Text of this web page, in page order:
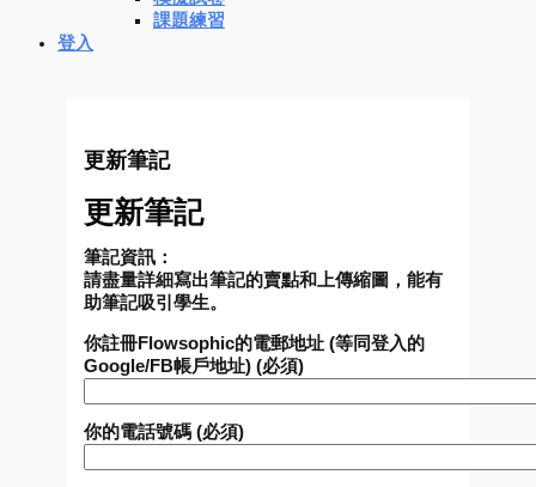
課題練習
登入
更新筆記
更新筆記
筆記資訊：
請盡量詳細寫出筆記的賣點和上傳縮圖，能有
助筆記吸引學生。
你註冊Flowsophic的電郵地址 (等同登入的
Google/FB帳戶地址) (必須)
你的電話號碼 (必須)